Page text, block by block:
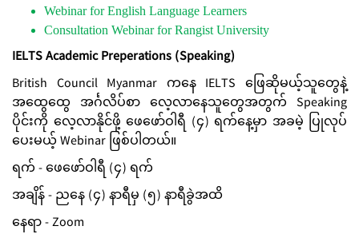
Webinar for English Language Learners
Consultation Webinar for Rangist University
IELTS Academic Preperations (Speaking)
British Council Myanmar ကနေ IELTS ဖြေဆိုမယ့်သူတွေနဲ့
အထွေထွေ အင်္ဂလိပ်စာ လေ့လာနေသူတွေအတွက် Speaking
ပိုင်းကို လေ့လာနိုင်ဖို့ ဖေဖော်ဝါရီ (၄) ရက်နေ့မှာ အခမဲ့ ပြုလုပ်
ပေးမယ့် Webinar ဖြစ်ပါတယ်။
ရက် - ဖေဖော်ဝါရီ (၄) ရက်
အချိန် - ညနေ (၄) နာရီမှ (၅) နာရီခွဲအထိ
နေရာ - Zoom